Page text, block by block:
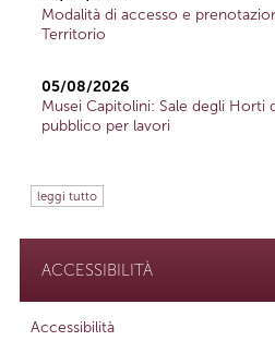
Modalità di accesso e
Territorio
05/08/2026
Musei Capitolini: Sale degli Horti
pubblico per lavori
leggi tutto
ACCESSIBILITÀ
Accessibilità